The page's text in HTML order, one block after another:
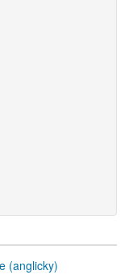
(anglicky)